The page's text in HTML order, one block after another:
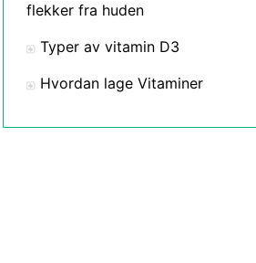
flekker fra huden
Typer av vitamin D3
Hvordan lage Vitaminer